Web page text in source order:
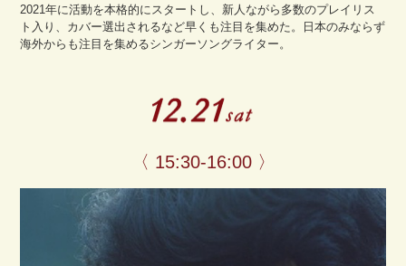
2021年に活動を本格的にスタートし、新人ながら多数のプレイリス
ト入り、カバー選出されるなど早くも注目を集めた。日本のみならず
海外からも注目を集めるシンガーソングライター。
〈 15:30-16:00 〉